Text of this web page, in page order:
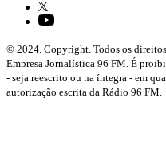
© 2024. Copyright. Todos os
Empresa Jornalística 96 FM. É
- seja reescrito ou na íntegra - em
autorização escrita da Rádio 96 FM.